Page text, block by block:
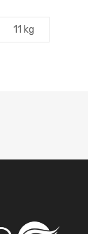
11 kg